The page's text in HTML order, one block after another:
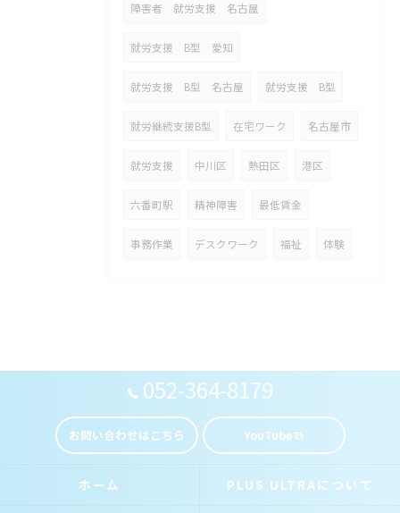
障害者 就労支援 名古屋
就労支援 B型 愛知
就労支援 B型 名古屋 就労支援 B型
就労継続支援B型 在宅ワーク 名古屋市
就労支援 中川区 熱田区 港区
六番町駅 精神障害 最低賃金
事務作業 デスクワーク 福祉 体験
052-364-8179
お問い合わせはこちら YouTube
ホーム PLUS ULTRAについて